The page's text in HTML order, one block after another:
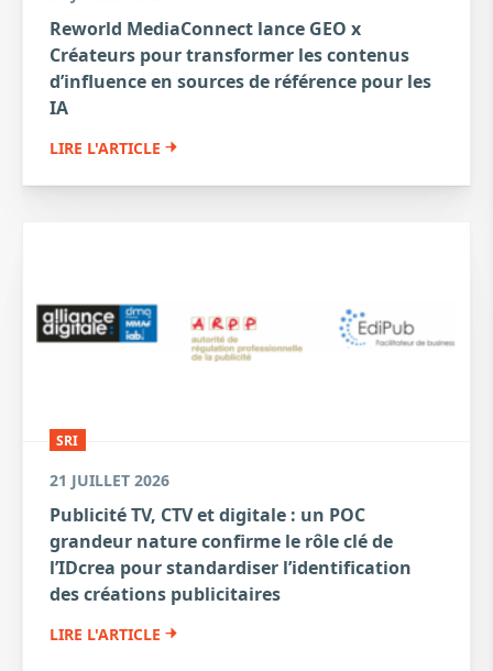
Reworld MediaConnect lance GEO x
Créateurs pour transformer les contenus
d’influence en sources de référence pour les
IA
LIRE L'ARTICLE
SRI
21 JUILLET 2026
Publicité TV, CTV et digitale : un POC
grandeur nature confirme le rôle clé de
l’IDcrea pour standardiser l’identification
des créations publicitaires
LIRE L'ARTICLE